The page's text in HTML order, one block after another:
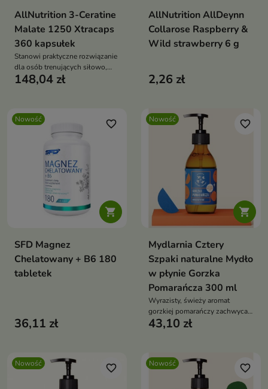
AllNutrition 3-Ceratine
Malate 1250 Xtracaps
360 kapsułek
Stanowi praktyczne rozwiązanie
dla osób trenujących siłowo,
wytrzymałościowo oraz
148,04 zł
AllNutrition AllDeynn
Collarose Raspberry &
Wild strawberry 6 g
2,26 zł
Nowość

favorite_border
SFD Magnez
Chelatowany + B6 180
tabletek
36,11 zł
Nowość

favorite_border
Mydlarnia Cztery
Szpaki naturalne Mydło
w płynie Gorzka
Pomarańcza 300 ml
Wyrazisty, świeży aromat
gorzkiej pomarańczy zachwyca
lekkością i elegancją.
43,10 zł
Nowość favorite_border Nowość favorite_border